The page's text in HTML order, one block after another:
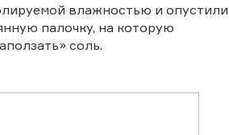
влажностью и опустили
палочку, на которую
соль.